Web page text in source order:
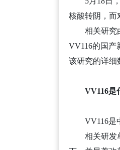
核酸转阴，而
相关研究
VV116的国产
该研究的详细
VV116是
VV116是
相关研发